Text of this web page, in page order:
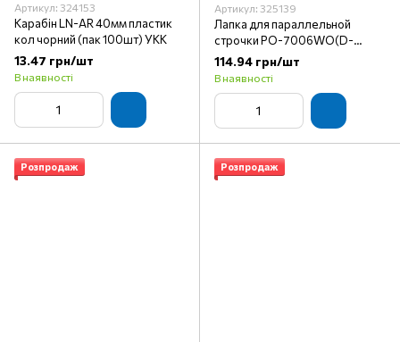
Артикул: 324153
Карабін LN-AR 40мм пластик
кол чорний (пак 100шт) УКК
13.47 грн/шт
В наявності
Артикул: 325139
Лапка для параллельной
строчки PO-7006WO(D-
0006)
114.94 грн/шт
В наявності
Розпродаж Розпродаж